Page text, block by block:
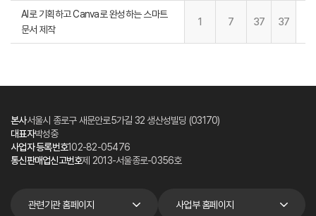
AI로 기획하고 Canva로 완성하는 스마트
문서 제작
1 7 37 37
본사서울시 종로구 새문안로5가길 32 생산성빌딩 (03170)
대표자박성중
사업자 등록번호102-82-05476
통신판매업신고번호제 2013-서울종로-0356호
관련기관 홈페이지 사업부 홈페이지